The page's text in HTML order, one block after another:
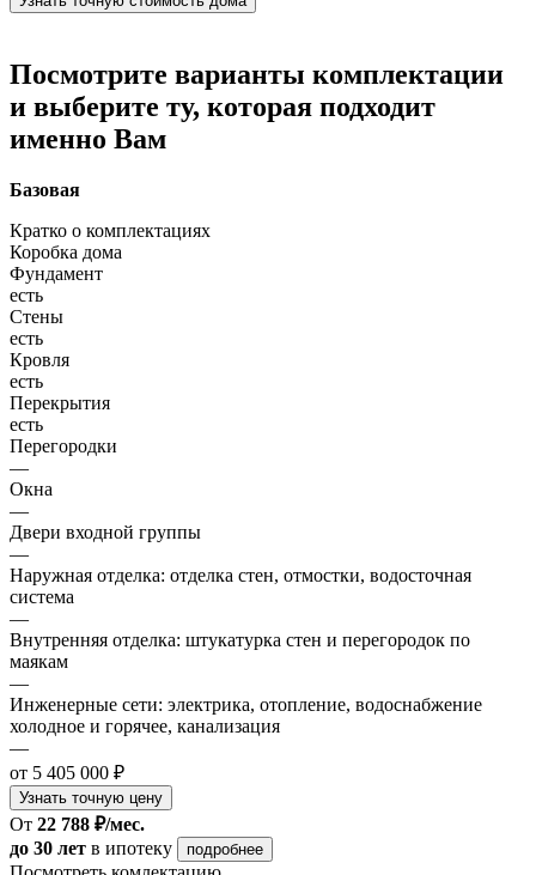
Посмотрите варианты комплектации
и выберите ту, которая подходит
именно Вам
Базовая
Кратко о комплектациях
Коробка дома
Фундамент
есть
Стены
есть
Кровля
есть
Перекрытия
есть
Перегородки
—
Окна
—
Двери входной группы
—
Наружная отделка: отделка стен, отмостки, водосточная
система
—
Внутренняя отделка: штукатурка стен и перегородок по
маякам
—
Инженерные сети: электрика, отопление, водоснабжение
холодное и горячее, канализация
—
от 5 405 000 ₽
Узнать точную цену
От 22 788 ₽/мес.
до 30 лет в ипотеку подробнее